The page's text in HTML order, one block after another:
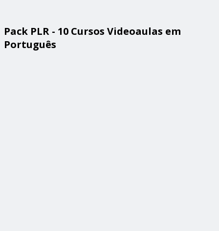
Pack PLR - 10 Cursos Videoaulas em
Português